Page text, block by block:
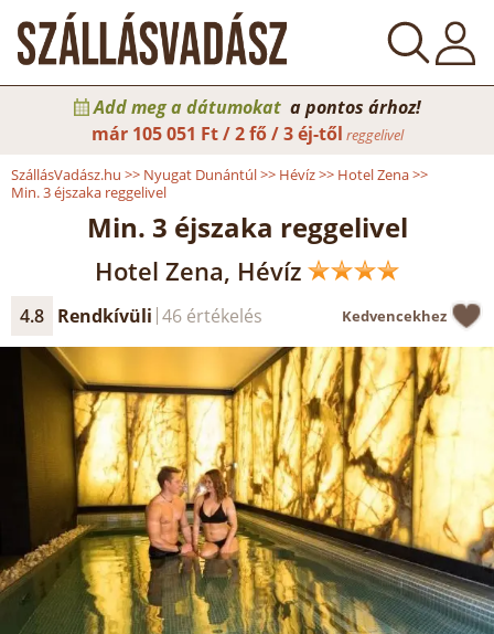
Add meg a dátumokat a pontos árhoz!
már 105 051 Ft / 2 fő / 3 éj-től reggelivel
SzállásVadász.hu >> Nyugat Dunántúl>> Hévíz>> Hotel Zena>>
Min. 3 éjszaka reggelivel
Min. 3 éjszaka reggelivel
Hotel Zena, Hévíz
4.8 Rendkívüli 46 értékelés Kedvencekhez